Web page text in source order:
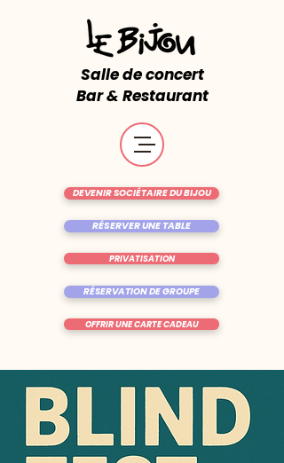
Salle de concert
Bar & Restaurant
RÉSERVER UNE TABLE
OFFRIR UNE CARTE CADEAU
DEVENIR SOCIÉTAIRE DU BIJOU
RÉSERVATION DE GROUPE
PRIVATISATION